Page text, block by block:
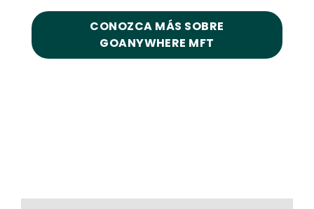
CONOZCA MÁS SOBRE
GOANYWHERE MFT